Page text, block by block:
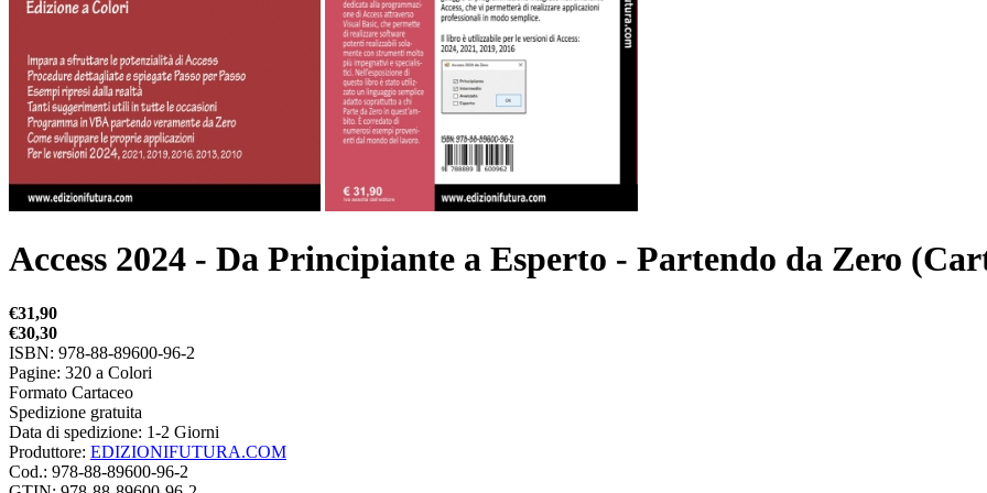
Access 2024 - Da Principiante a Esperto - Partendo da Zero
€31,90
€30,30
ISBN: 978-88-89600-96-2
Pagine: 320 a Colori
Formato Cartaceo
Spedizione gratuita
Data di spedizione: 1-2 Giorni
Produttore: EDIZIONIFUTURA.COM
Cod.: 978-88-89600-96-2